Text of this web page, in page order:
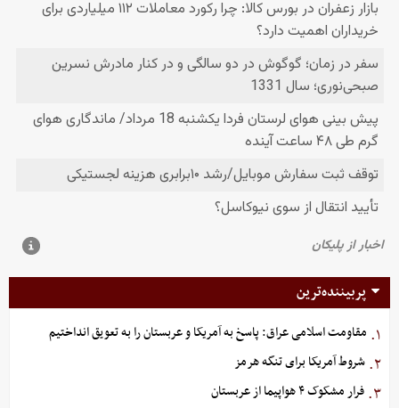
پربیننده‌ترین
۱. مقاومت اسلامی عراق: پاسخ به آمریکا و عربستان را به تعویق انداختیم
۲. شروط آمریکا برای تنگه هرمز
۳. فرار مشکوک ۴ هواپیما از عربستان